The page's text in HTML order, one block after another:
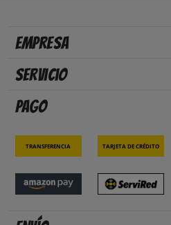
Empresa
Servicio
Pago
Transferencia Tarjeta de crédito